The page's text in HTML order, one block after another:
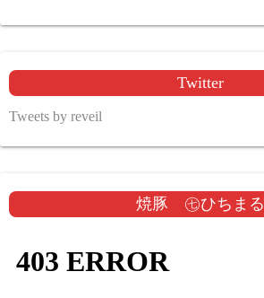
Twitter
Tweets by reveil
焼豚 ㊆ひちまる